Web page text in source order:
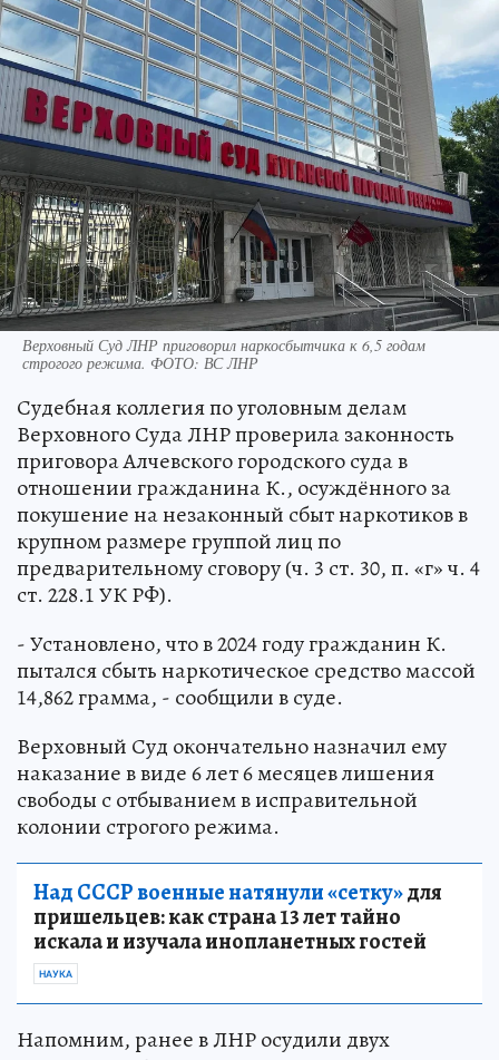
Верховный Суд ЛНР приговорил наркосбытчика к 6,5 годам
строгого режима. ФОТО: ВС ЛНР
Судебная коллегия по уголовным делам
Верховного Суда ЛНР проверила законность
приговора Алчевского городского суда в
отношении гражданина К., осуждённого за
покушение на незаконный сбыт наркотиков в
крупном размере группой лиц по
предварительному сговору (ч. 3 ст. 30, п. «г» ч. 4
ст. 228.1 УК РФ).
- Установлено, что в 2024 году гражданин К.
пытался сбыть наркотическое средство массой
14,862 грамма, - сообщили в суде.
Верховный Суд окончательно назначил ему
наказание в виде 6 лет 6 месяцев лишения
свободы с отбыванием в исправительной
колонии строгого режима.
Над СССР военные натянули «сетку»для
пришельцев: как страна 13 лет тайно
искала и изучала инопланетных гостей
НАУКА
Напомним, ранее в ЛНР осудили двух